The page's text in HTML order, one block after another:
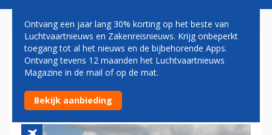
FLY ALL WAYS PROBEERT HET
OP ROUTE PARAMARIBO-
CURAÇAO
Ontvang een jaar lang 30% korting op het beste van
Luchtvaartnieuws en Zakenreisnieuws. Krijg onbeperkt
toegang tot al het nieuws en de bijbehorende Apps.
Ontvang tevens 12 maanden het Luchtvaartnieuws
Magazine in de mail of op de mat.
Bekijk aanbieding